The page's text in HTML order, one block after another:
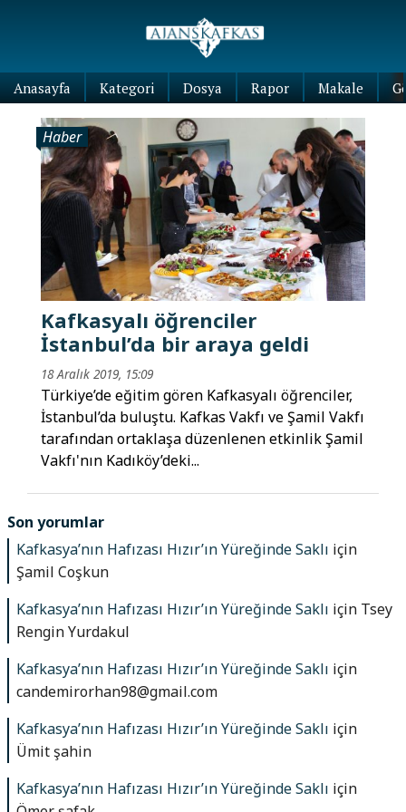
Anasayfa Kategori Dosya Rapor Makale
Haber
Kafkasyalı öğrenciler
İstanbul’da bir araya geldi
18 Aralık 2019, 15:09
Türkiye’de eğitim gören Kafkasyalı öğrenciler,
İstanbul’da buluştu. Kafkas Vakfı ve Şamil Vakfı
tarafından ortaklaşa düzenlenen etkinlik Şamil
Vakfı'nın Kadıköy’deki...
Son yorumlar
Kafkasya’nın Hafızası Hızır’ın Yüreğinde Saklı için
Şamil Coşkun
Kafkasya’nın Hafızası Hızır’ın Yüreğinde Saklı için Tsey
Rengin Yurdakul
Kafkasya’nın Hafızası Hızır’ın Yüreğinde Saklı için
candemirorhan98@gmail.com
Kafkasya’nın Hafızası Hızır’ın Yüreğinde Saklı için
Ümit şahin
Kafkasya’nın Hafızası Hızır’ın Yüreğinde Saklı için